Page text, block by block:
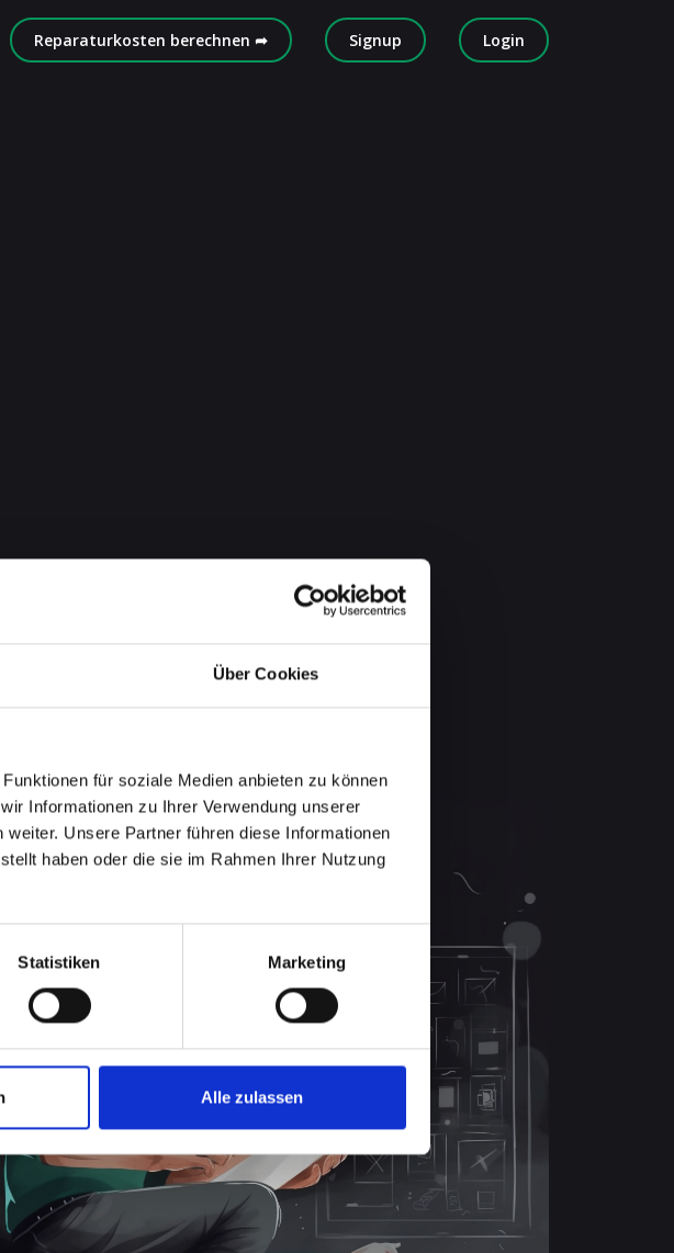
Über Cookies
für soziale Medien anbieten zu können
Informationen zu Ihrer Verwendung unserer
Unsere Partner führen diese Informationen
haben oder die sie im Rahmen Ihrer Nutzung
Statistiken Marketing
Alle zulassen
Reparaturkosten berechnen ➦ Signup Login